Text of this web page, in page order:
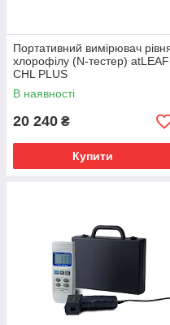
Портативний вимірювач
хлорофілу (N-тестер) atLEAF
CHL PLUS
В наявності
20 240 ₴
Купити